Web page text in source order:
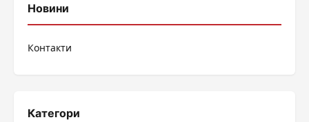
Новини
Контакти
Категори